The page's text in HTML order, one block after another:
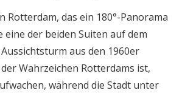
Rotterdam, das ein 180°-Panorama
eine der beiden Suiten auf dem
aus den 1960er
Wahrzeichen Rotterdams ist,
während die Stadt unter